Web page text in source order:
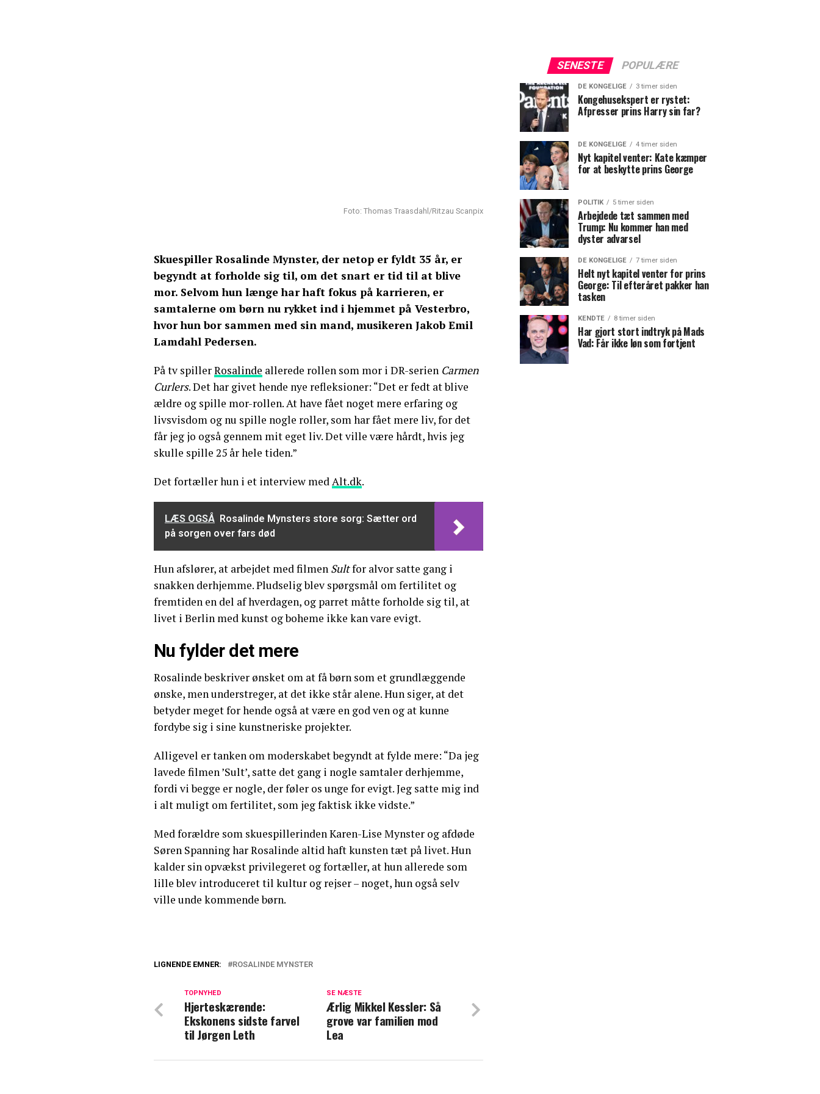
Foto: Thomas Traasdahl/Ritzau Scanpix
Skuespiller Rosalinde Mynster, der netop er fyldt 35 år, er
begyndt at forholde sig til, om det snart er tid til at blive
mor. Selvom hun længe har haft fokus på karrieren, er
samtalerne om børn nu rykket ind i hjemmet på Vesterbro,
hvor hun bor sammen med sin mand, musikeren Jakob Emil
Lamdahl Pedersen.
På tv spillerRosalinde allerede rollen som mor i DR-serien Carmen
Curlers. Det har givet hende nye refleksioner: “Det er fedt at blive
ældre og spille mor-rollen. At have fået noget mere erfaring og
livsvisdom og nu spille nogle roller, som har fået mere liv, for det
får jeg jo også gennem mit eget liv. Det ville være hårdt, hvis jeg
skulle spille 25 år hele tiden.”
Det fortæller hun i et interview medAlt.dk.
LÆS OGSÅ Rosalinde Mynsters store sorg: Sætter ord
på sorgen over fars død
Hun afslører, at arbejdet med filmen Sultfor alvor satte gang i
snakken derhjemme. Pludselig blev spørgsmål om fertilitet og
fremtiden en del af hverdagen, og parret måtte forholde sig til, at
livet i Berlin med kunst og boheme ikke kan vare evigt.
Nu fylder det mere
Rosalinde beskriver ønsket om at få børn som et grundlæggende
ønske, men understreger, at det ikke står alene. Hun siger, at det
betyder meget for hende også at være en god ven og at kunne
fordybe sig i sine kunstneriske projekter.
Alligevel er tanken om moderskabet begyndt at fylde mere: “Da jeg
lavede filmen ’Sult’, satte det gang i nogle samtaler derhjemme,
fordi vi begge er nogle, der føler os unge for evigt. Jeg satte mig ind
i alt muligt om fertilitet, som jeg faktisk ikke vidste.”
Med forældre som skuespillerinden Karen-Lise Mynster og afdøde
Søren Spanning har Rosalinde altid haft kunsten tæt på livet. Hun
kalder sin opvækst privilegeret og fortæller, at hun allerede som
lille blev introduceret til kultur og rejser – noget, hun også selv
ville unde kommende børn.
ægteskab
Et afsluttet kapitel: Nu deler Rosalinde Mynster store
nyheder
LIGNENDE EMNER: ROSALINDE MYNSTER
SE NÆSTE
Ærlig Mikkel Kessler: Så
grove var familien mod
Lea
TOPNYHED
Hjerteskærende:
Ekskonens sidste farvel
til Jørgen Leth
SENESTE POPULÆRE
DE KONGELIGE 3 timer siden
Kongehusekspert er rystet:
Afpresser prins Harry sin far?
DE KONGELIGE 4 timer siden
Nyt kapitel venter: Kate kæmper
for at beskytte prins George
POLITIK 5 timer siden
Arbejdede tæt sammen med
Trump: Nu kommer han med
dyster advarsel
DE KONGELIGE 7 timer siden
Helt nyt kapitel venter for prins
George: Til efteråret pakker han
tasken
KENDTE 8 timer siden
Har gjort stort indtryk på Mads
Vad: Får ikke løn som fortjent